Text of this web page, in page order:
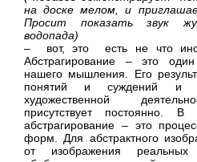
на доске мелом, и
Просит показать звук
водопада)
– вот, это есть не что
Абстрагирование – это
нашего мышления. Его
понятий и суждений и
художественной
присутствует постоянно. В
абстрагирование – это
форм. Для абстрактного
от изображения реальных